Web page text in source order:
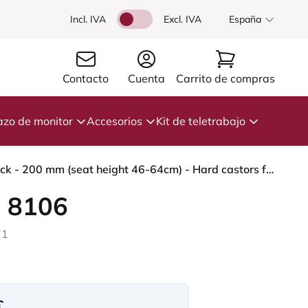
Incl. IVA Excl. IVA España
Contacto Cuenta Carrito de compras
de monitor Accesorios Kit de teletrabajo
HÅG Capisco 8106 - Paloma Soft (Wollsdorf) - Cuero semi-anilina - ATG55130 - Dark brown - Black - 200 mm (seat height 46-64cm) - Hard castors for soft floors
8106